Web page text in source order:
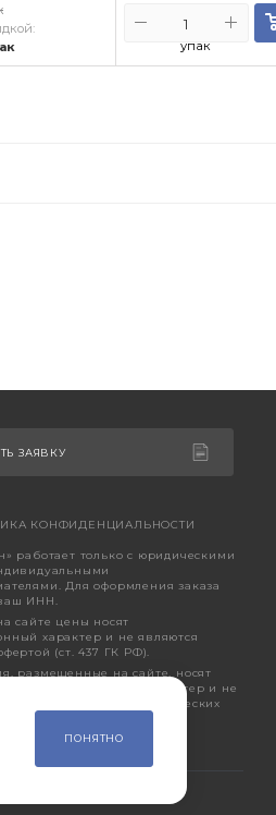
упак
ЗАЯВКУ
КОНФИДЕНЦИАЛЬНОСТИ
работает только с юридическими
Для оформления заказа
ИНН.
сайте цены носят
характер и не являются
(ст. 437 ГК РФ).
размещенные на сайте, носят
ознакомительный характер и не
отображением фактических
товара.
ПОНЯТНО